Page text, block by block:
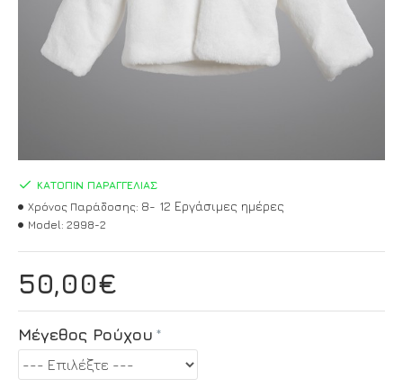
50,00€
ΚΑΤΌΠΙΝ ΠΑΡΑΓΓΕΛΊΑΣ
Χρόνος Παράδοσης: 8- 12 Εργάσιμες ημέρες
Model: 2998-2
Μέγεθος Ρούχου